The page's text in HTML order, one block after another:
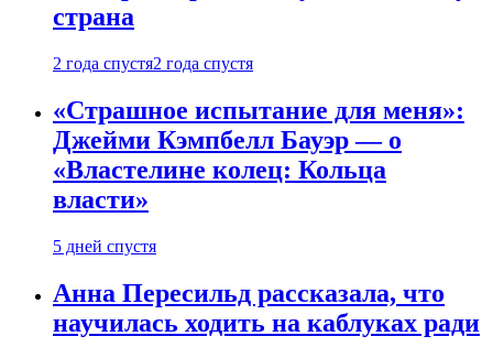
страна
2 года спустя2 года спустя
«Страшное испытание для меня»:
Джейми Кэмпбелл Бауэр — о
«Властелине колец: Кольца
власти»
5 дней спустя
Анна Пересильд рассказала, что
научилась ходить на каблуках ради